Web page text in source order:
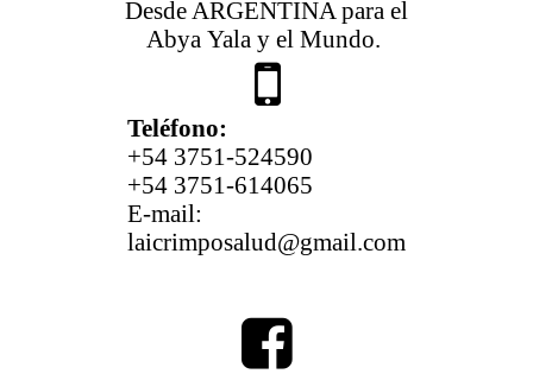
Desde ARGENTINA para el
Abya Yala y el Mundo.

Teléfono:
+54 3751-524590
+54 3751-614065
E-mail:
laicrimposalud@gmail.com
